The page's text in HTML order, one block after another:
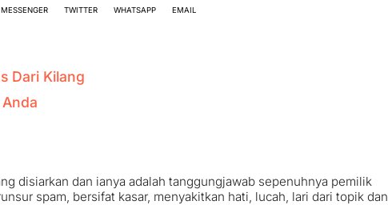
MESSENGER TWITTER WHATSAPP EMAIL
Dari Kilang
disiarkan dan ianya adalah tanggungjawab sepenuhnya pemilik
spam, bersifat kasar, menyakitkan hati, lucah, lari dari topik dan